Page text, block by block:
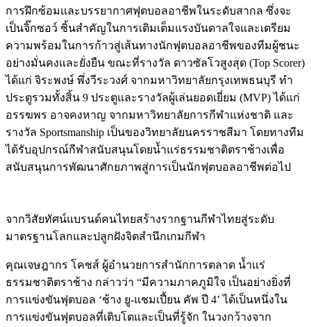
การฝึกซ้อมและบรรยากาศฟุตบอลอาชีพในระดับสากล ซึ่งจะ
เป็นจิ๊กซอว์ ชิ้นสำคัญในการเติมเต็มแรงบันดาลใจและเตรียม
ความพร้อมในการก้าวสู่เส้นทางนักฟุตบอลอาชีพของทีมผู้ชนะ
อย่างมั่นคงและยั่งยืน ขณะที่รางวัล ดาวซัลโวสูงสุด (Top Scorer)
ได้แก่ จิระพงษ์ พึ่งวีระวงศ์ จากมหาวิทยาลัยกรุงเทพธนบุรี ทำ
ประตูรวมทั้งสิ้น 9 ประตูและรางวัลผู้เล่นยอดเยี่ยม (MVP) ได้แก่
อรรฆพร อาจคงหาญ จากมหาวิทยาลัยการกีฬาแห่งชาติ และ
รางวัล Sportsmanship เป็นของวิทยาลัยนครราชสีมา โดยทางทีม
ได้รับอุปกรณ์กีฬาสนับสนุนโดยน้ำแร่ธรรมชาติตราช้างเพื่อ
สนับสนุนการพัฒนาศักยภาพสู่การเป็นนักฟุตบอลอาชีพต่อไป
จากวิสัยทัศน์แบรนด์คนไทยสร้างรากฐานกีฬาไทยสู่ระดับ
มาตรฐานโลกและปลูกฝังจิตสำนึกเกมกีฬา
คุณเจษฎากร โคชส์ ผู้อำนวยการสำนักการตลาด น้ำแร่
ธรรมชาติตราช้าง กล่าวว่า “มีความภาคภูมิใจ เป็นอย่างยิ่งที่
การแข่งขันฟุตบอล ‘ช้าง ยู-แชมเปี้ยน คัพ ปี 4’ ได้เป็นหนึ่งใน
การแข่งขันฟุตบอลที่เติบโตและเป็นที่รู้จัก ในวงกว้างจาก